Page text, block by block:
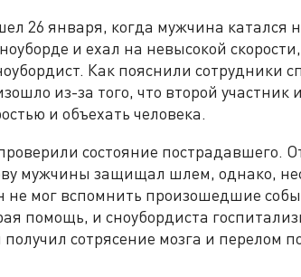
26 января, когда мужчина катался
и ехал на невысокой
Как пояснили сотрудники
из-за того, что второй участник
и объехать человека.
состояние пострадавшего.
мужчины защищал шлем, однако,
мог вспомнить произошедшие
помощь, и сноубордиста
сотрясение мозга и перелом